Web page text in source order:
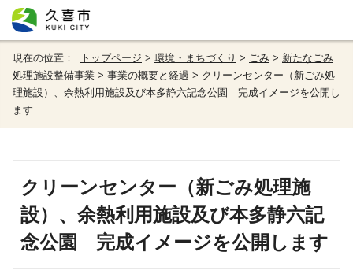
現在の位置： トップページ > 環境・まちづくり > ごみ > 新たなごみ
処理施設整備事業 > 事業の概要と経過 > クリーンセンター（新ごみ処
理施設）、余熱利用施設及び本多静六記念公園 完成イメージを公開し
ます
クリーンセンター（新ごみ処理施
設）、余熱利用施設及び本多静六記
念公園 完成イメージを公開します